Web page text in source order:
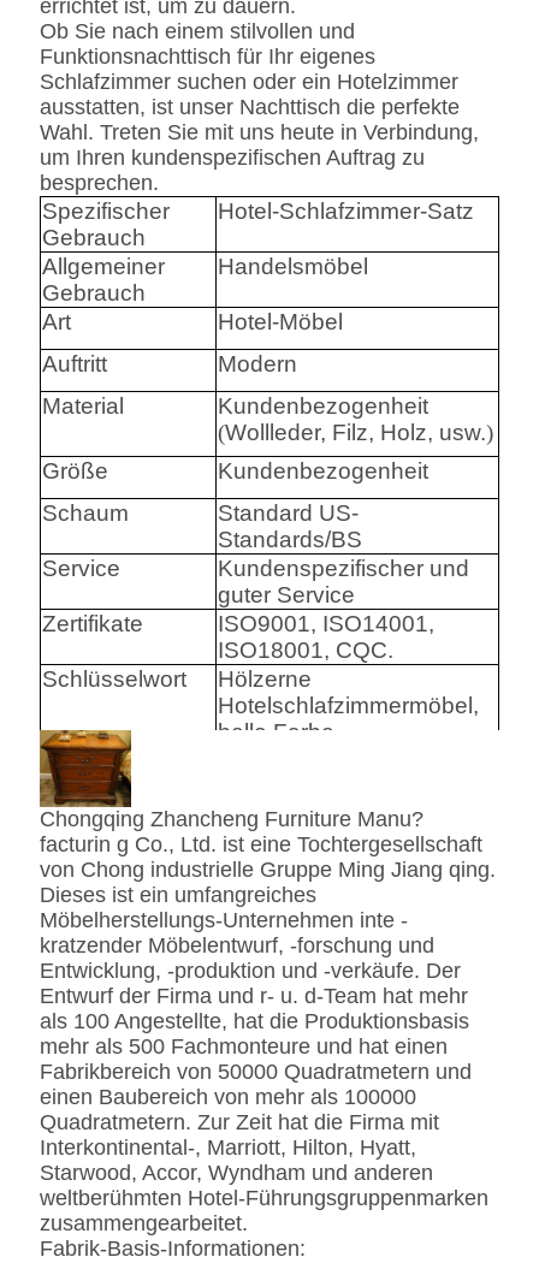
errichtet ist, um zu dauern.
Ob Sie nach einem stilvollen und
Funktionsnachttisch für Ihr eigenes
Schlafzimmer suchen oder ein Hotelzimmer
ausstatten, ist unser Nachttisch die perfekte
Wahl. Treten Sie mit uns heute in Verbindung,
um Ihren kundenspezifischen Auftrag zu
besprechen.
Spezifischer
Gebrauch
Hotel-Schlafzimmer-Satz
Allgemeiner
Gebrauch
Handelsmöbel
Art
Hotel-Möbel
Auftritt
Modern
Material
Kundenbezogenheit
(Wollleder, Filz, Holz, usw.)
Größe
Kundenbezogenheit
Schaum
Standard US-
Standards/BS
Service
Kundenspezifischer und
guter Service
Zertifikate
ISO9001, ISO14001,
ISO18001, CQC.
Schlüsselwort
Hölzerne
Hotelschlafzimmermöbel,
helle Farbe
Harware
Hettich
Schaum
Hoher Densily-Schaum.
Gewebe
Leder-/echtes
Leder-/Microfiber-Leder-
CA117 Standard oder
BS5852 Standardire des
Gewebe-/PU beständig
SS
Edelstahl #201 #304 #316,
bürstete oder
Spiegeloberfläche.
Fingerprintless
Verarbeitung
Marmor
Natürliches ausgeführt,
Kunde-spezifizierten
Chongqing Zhancheng Furniture Manu?
facturin g Co., Ltd. ist eine Tochtergesellschaft
von Chong industrielle Gruppe Ming Jiang qing.
Dieses ist ein umfangreiches
Möbelherstellungs-Unternehmen inte -
kratzender Möbelentwurf, -forschung und
Entwicklung, -produktion und -verkäufe. Der
Entwurf der Firma und r- u. d-Team hat mehr
als 100 Angestellte, hat die Produktionsbasis
mehr als 500 Fachmonteure und hat einen
Fabrikbereich von 50000 Quadratmetern und
einen Baubereich von mehr als 100000
Quadratmetern. Zur Zeit hat die Firma mit
Interkontinental-, Marriott, Hilton, Hyatt,
Starwood, Accor, Wyndham und anderen
weltberühmten Hotel-Führungsgruppenmarken
zusammengearbeitet.
Fabrik-Basis-Informationen: